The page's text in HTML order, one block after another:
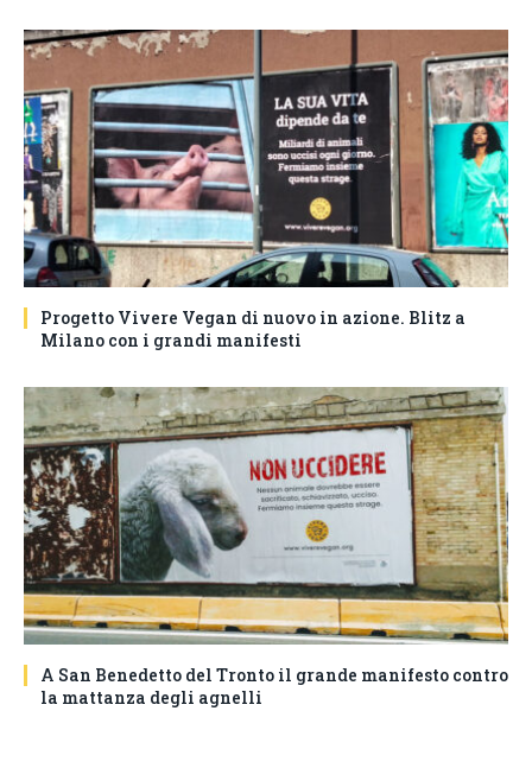
Progetto Vivere Vegan di nuovo in azione. Blitz a
Milano con i grandi manifesti
A San Benedetto del Tronto il grande manifesto contro
la mattanza degli agnelli